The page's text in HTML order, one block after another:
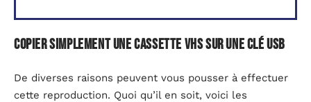
Copier simplement une cassette VHS sur une clé USB
De diverses raisons peuvent vous pousser à effectuer
cette reproduction. Quoi qu’il en soit, voici les